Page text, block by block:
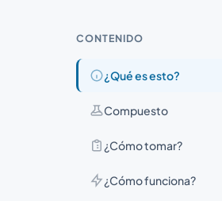
CONTENIDO
¿Qué es esto?
Compuesto
¿Cómo tomar?
¿Cómo funciona?